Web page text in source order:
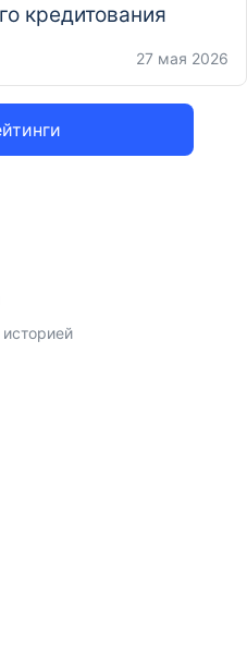
кредитования
27 мая 2026